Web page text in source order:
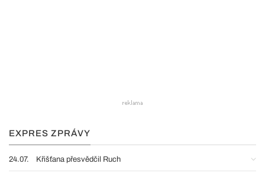
EXPRES ZPRÁVY
24.07. Křišťana přesvědčil Ruch